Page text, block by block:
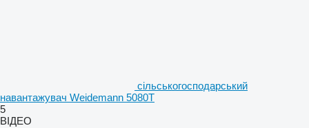
сільськогосподарський
навантажувач Weidemann 5080T
5
ВІДЕО